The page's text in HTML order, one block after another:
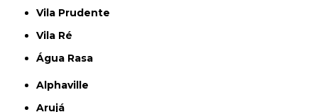
Vila Prudente
Vila Ré
Água Rasa
Alphaville
Arujá